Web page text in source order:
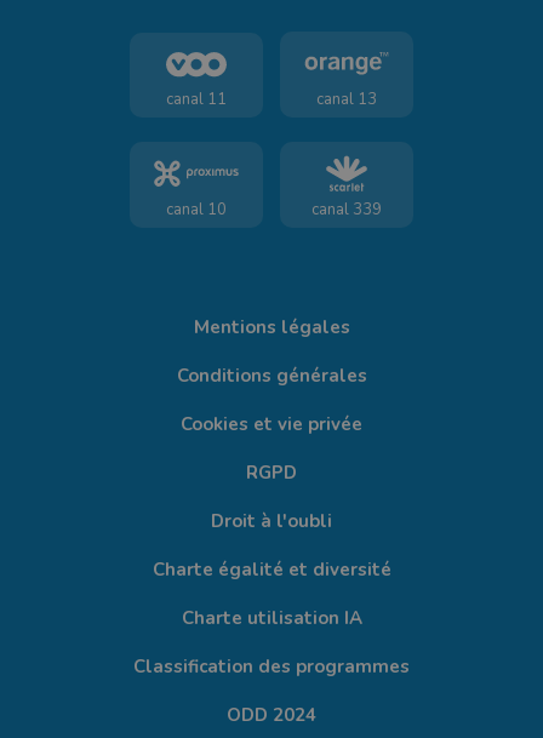
canal 11 canal 13
canal 10 canal 339
Mentions légales
Conditions générales
Cookies et vie privée
RGPD
Droit à l'oubli
Charte égalité et diversité
Charte utilisation IA
Classification des programmes
ODD 2024